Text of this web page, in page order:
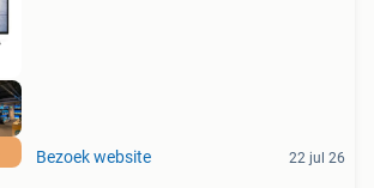
Bezoek website 22 jul 26